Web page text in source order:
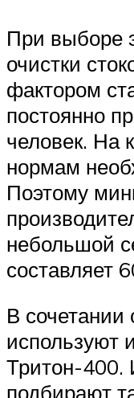
При выборе
очистки
фактором
постоянно
человек. На
нормам
Поэтому
небольшой
составляет
В сочетании
используют
Тритон-400.
подбирают